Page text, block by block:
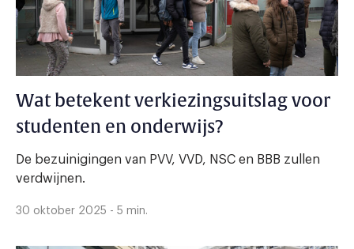
Wat betekent verkiezingsuitslag voor
studenten en onderwijs?
De bezuinigingen van PVV, VVD, NSC en BBB zullen
verdwijnen.
30 oktober 2025 - 5 min.